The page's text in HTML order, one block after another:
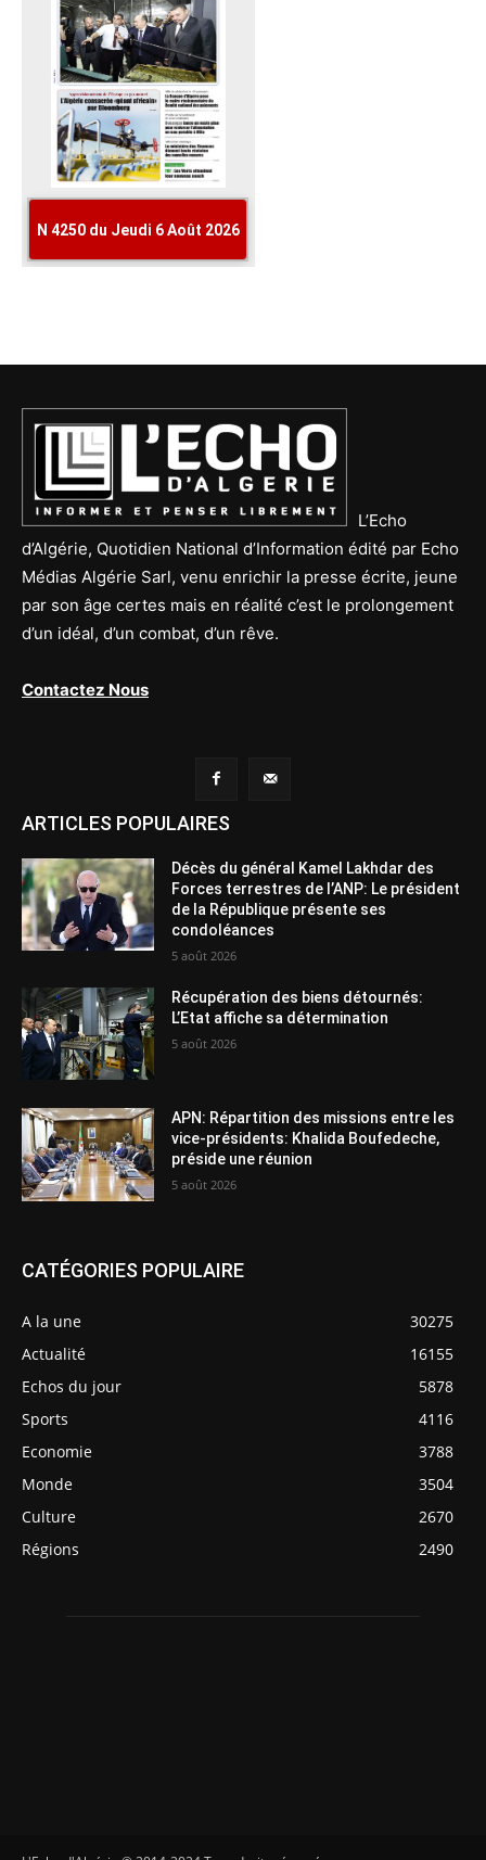
L’Echo
d’Algérie, Quotidien National d’Information édité par Echo
Médias Algérie Sarl, venu enrichir la presse écrite, jeune
par son âge certes mais en réalité c’est le prolongement
d’un idéal, d’un combat, d’un rêve.
Contactez Nous
ARTICLES POPULAIRES
Décès du général Kamel Lakhdar des
Forces terrestres de l’ANP: Le président
de la République présente ses
condoléances
5 août 2026
Récupération des biens détournés:
L’Etat affiche sa détermination
5 août 2026
APN: Répartition des missions entre les
vice-présidents: Khalida Boufedeche,
préside une réunion
5 août 2026
CATÉGORIES POPULAIRE
A la une
30275
Actualité
16155
Echos du jour
5878
Sports
4116
Economie
3788
Monde
3504
Culture
2670
Régions
2490